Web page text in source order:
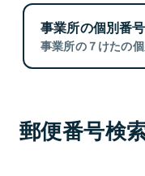
事業所の個別番
事業所の７けたの
郵便番号検